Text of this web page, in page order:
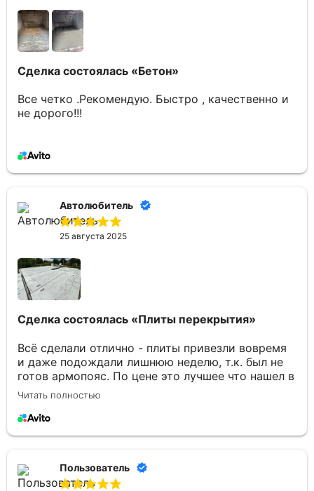
Сделка состоялась «Бетон»
Все четко .Рекомендую. Быстро , качественно и
не дорого!!!
Автолюбитель
25 августа 2025
Сделка состоялась «Плиты перекрытия»
Всё сделали отлично - плиты привезли вовремя
и даже подождали лишнюю неделю, т.к. был не
готов армопояс. По цене это лучшее что нашел в
Брянске. Отдельное спасибо Юлии за
доставки.
Читать полностью
Пользователь